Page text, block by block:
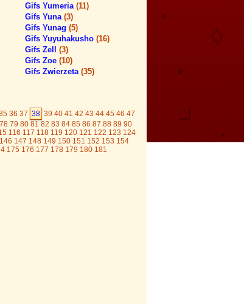
Gifs Yumeria (11)
Gifs Yuna (3)
Gifs Yunag (5)
Gifs Yuyuhakusho (16)
Gifs Zell (3)
Gifs Zoe (10)
Gifs Zwierzeta (35)
36 37 38 39 40 41 42 43 44 45 46 47
78 79 80 81 82 83 84 85 86 87 88 89 90
116 117 118 119 120 121 122 123 124
146 147 148 149 150 151 152 153 154
175 176 177 178 179 180 181